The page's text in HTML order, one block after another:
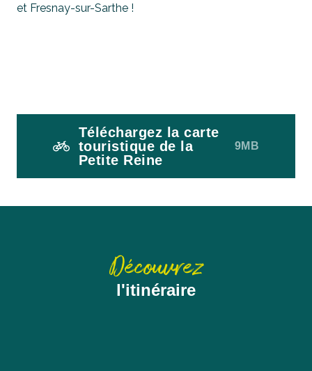
et Fresnay-sur-Sarthe !
Téléchargez la carte
touristique de la
Petite Reine
9MB
Découvrez
l'itinéraire